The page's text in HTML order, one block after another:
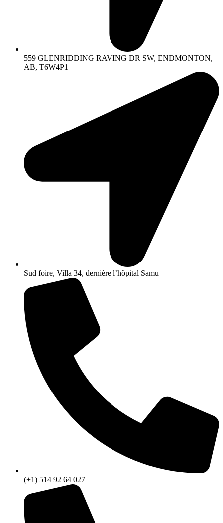
559 GLENRIDDING RAVING DR SW, ENDMONTON,
AB, T6W4P1
Sud foire, Villa 34, dernière l’hôpital Samu
(+1) 514 92 64 027